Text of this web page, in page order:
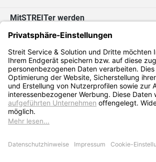
MitSTREITer werden
Kontakt
Social Media
* Alle Preise exkl. MwSt. zzgl.Versandkosten